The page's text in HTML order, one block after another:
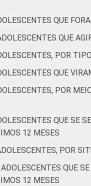
SOCIAL
QUE
QUE
POR
QUE
POR
QUE SE
12 MESES
POR
QUE
12 MESES